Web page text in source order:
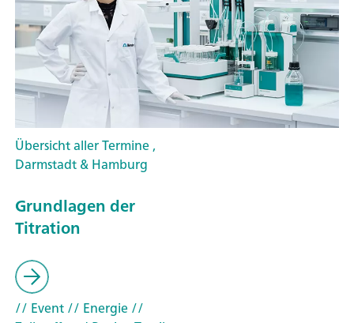
Übersicht aller Termine ,
Darmstadt & Hamburg
Grundlagen der
Titration
// Event// Energie//